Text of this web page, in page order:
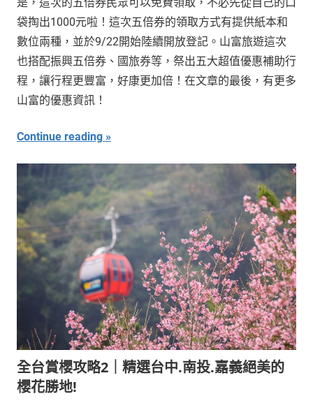
是，這次的五倍券民眾可以免費領取，不必先從自己的口
袋掏出1000元啦！這次五倍券的領取方式有提供紙本和
數位兩種，並於9/22開始陸續開放登記。山富旅遊這次
也搭配振興五倍券、國旅券等，祭出五大超值優惠補助行
程，讓行程更豐富，好康更加倍！在文章的最後，有更多
山富的優惠資訊！
Continue reading
全台賞櫻攻略2｜精選台中.南投.嘉義絕美的
櫻花勝地!